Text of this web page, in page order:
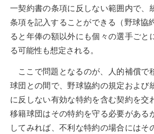
一契約書の条項に反しない範囲内で、
条項を記入することができる（野球協
ると年俸の額以外にも個々の選手ごと
る可能性も想定される。
ここで問題となるのが、人的補償で
球団との間で、野球協約の規定および
に反しない有効な特約を含む契約を交
移籍球団はその特約を守る必要がある
してみれば、不利な特約の場合にはそ